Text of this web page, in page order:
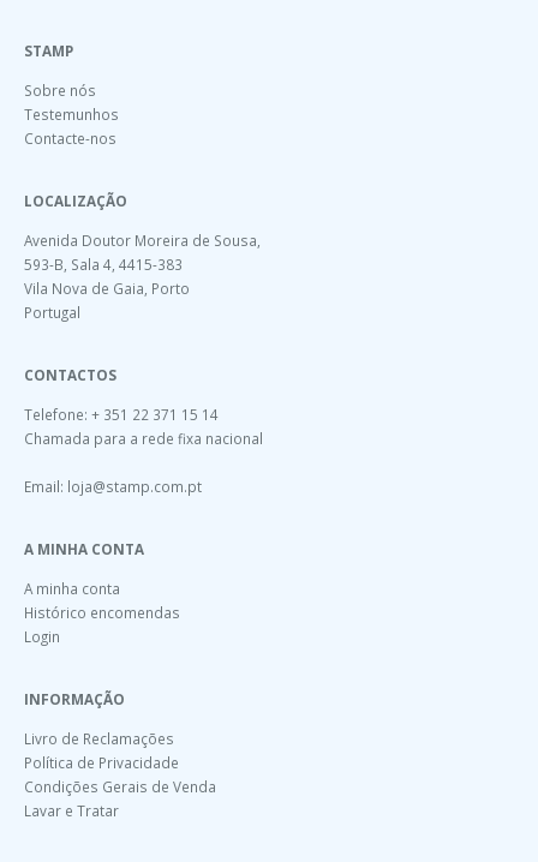
STAMP
Sobre nós
Testemunhos
Contacte-nos
LOCALIZAÇÃO
Avenida Doutor Moreira de Sousa,
593-B, Sala 4, 4415-383
Vila Nova de Gaia, Porto
Portugal
CONTACTOS
Telefone: + 351 22 371 15 14
Chamada para a rede fixa nacional
Email: loja@stamp.com.pt
A MINHA CONTA
A minha conta
Histórico encomendas
Login
INFORMAÇÃO
Livro de Reclamações
Política de Privacidade
Condições Gerais de Venda
Lavar e Tratar